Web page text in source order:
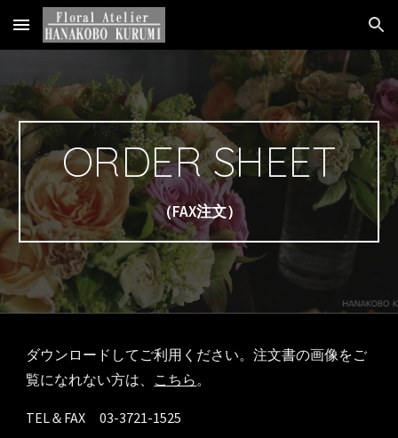
Skip to main content Skip to navigation
ORDER SHEET
（FAX注文）
ダウンロードしてご利用ください。注文書の画像をご
覧になれない方は、 こちら。
TEL＆FAX 03-3721-1525